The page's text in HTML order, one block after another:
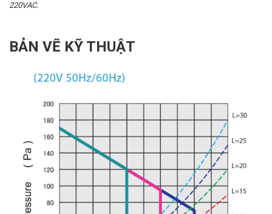
220VAC.
BẢN VẼ KỸ THUẬT